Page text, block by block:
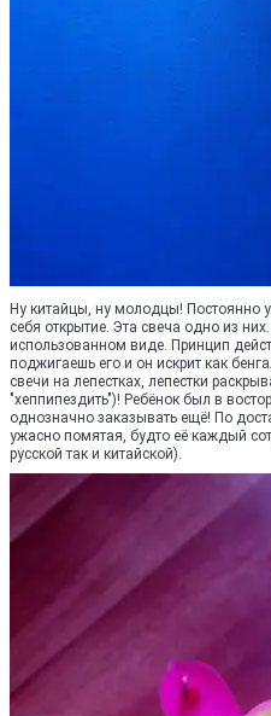
Ну китайцы, ну молодцы! Постоянно
себя открытие. Эта свеча одно из
использованном виде. Принцип
поджигаешь его и он искрит как
свечи на лепестках, лепестки
"хеппипездить")! Ребёнок был в
однозначно заказывать ещё! По
ужасно помятая, будто её каждый
русской так и китайской).